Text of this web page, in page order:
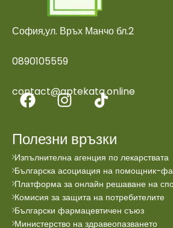
София,ул. Връх Манчо бл.2
0890105559
contact@aptekata.online
Полезни връзки
Изпълнителна агенция по лекарствата
Българска асоциация на помощник-
Платформа за онлайн решаване на
Комисия за защита на потребителите
Български фармацевтичен съюз
Министерство на здравеопазването